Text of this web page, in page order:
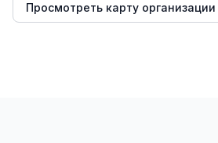
Просмотреть карту организации